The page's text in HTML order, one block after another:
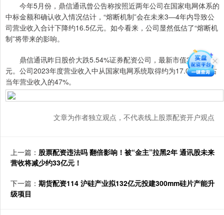
今年5月份，鼎信通讯曾公告称按照近两年公司在国家电网体系的
中标金额和确认收入情况估计，“熔断机制”会在未来3—4年内导致公
司营业收入合计下降约16.5亿元。如今看来，公司显然低估了“熔断机
制”将带来的影响。
鼎信通讯昨日股价大跌5.54%证券配资公司，最新市值32.22亿
元。公司2023年度营业收入中从国家电网系统取得约为17.0亿元，占
当年营业收入的47%。
文章为作者独立观点，不代表线上股票配资开户观点
上一篇： 股票配资违法吗 翻倍影响！被“金主”拉黑2年 通讯股未来
营收将减少约33亿元！
下一篇： 期货配资114 沪硅产业拟132亿元投建300mm硅片产能升
级项目